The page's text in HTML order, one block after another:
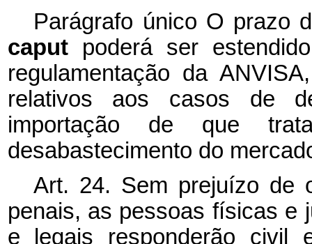
Parágrafo único O prazo
caput poderá ser
regulamentação da
relativos aos casos de
importação de que
desabastecimento do
Art. 24. Sem prejuízo de
penais, as pessoas físicas e
e legais responderão civil